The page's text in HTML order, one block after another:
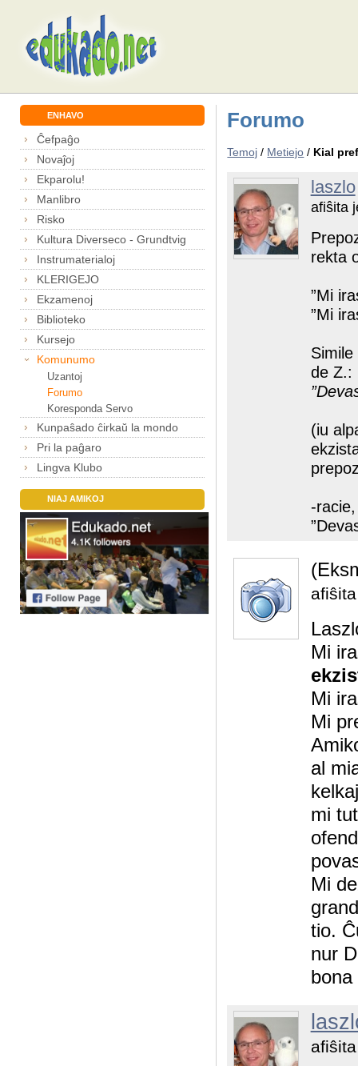
ENHAVO
Ĉefpaĝo
Novaĵoj
Ekparolu!
Manlibro
Risko
Kultura Diverseco - Grundtvig
Instrumaterialoj
KLERIGEJO
Ekzamenoj
Biblioteko
Kursejo
Komunumo
Uzantoj
Forumo
Koresponda Servo
Kunpaŝado ĉirkaŭ la mondo
Pri la paĝaro
Lingva Klubo
NIAJ AMIKOJ
Forumo
Temoj / Metiejo / Kial
laszlo
afiŝita
rekta
”Mi
”Mi
de Z.:
(iu
-
Mi
Mi
Mi
al
mi
Mi
tio.
nur
bona